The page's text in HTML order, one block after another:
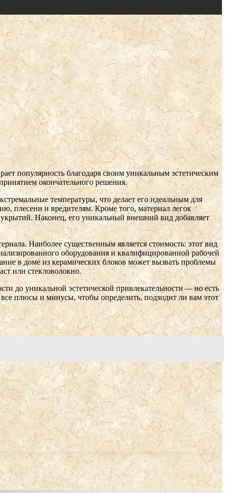
популярность благодаря своим уникальным эстетическим
окончательного решения.
температуры, что делает его идеальным для
плесени и вредителям. Кроме того, материал легок
Наконец, его уникальный внешний вид добавляет
Наиболее существенным является стоимость: этот вид
оборудования и квалифицированной рабочей
в доме из керамических блоков может вызвать проблемы
или стекловолокно.
до уникальной эстетической привлекательности — но есть
плюсы и минусы, чтобы определить, подходит ли вам этот